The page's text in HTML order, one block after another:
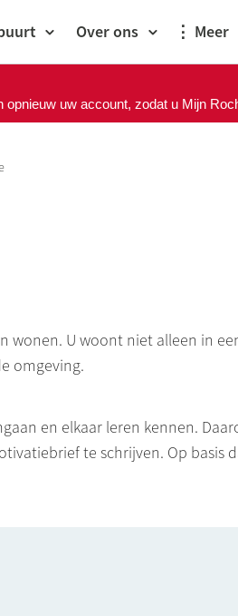
Over ons Meer
opnieuw uw account, zodat u Mijn
U woont niet alleen in
omgeving.
en elkaar leren kennen.
te schrijven. Op basis